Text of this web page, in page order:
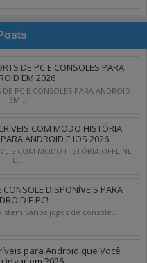
DE PC E CONSOLES PARA
EM 2026
PC E CONSOLES PARA ANDROID
EM...
COM MODO HISTÓRIA
ANDROID E IOS 2026
COM MODO HISTÓRIA OFFLINE
E...
DISPONÍVEIS PARA
E PC!
vários jogos de console...
para Android que Você